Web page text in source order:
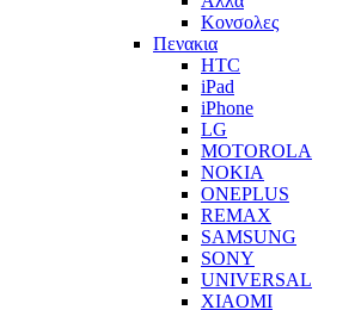
Κονσολες
Πενακια
HTC
iPad
iPhone
LG
MOTOROLA
NOKIA
ONEPLUS
REMAX
SAMSUNG
SONY
UNIVERSAL
XIAOMI